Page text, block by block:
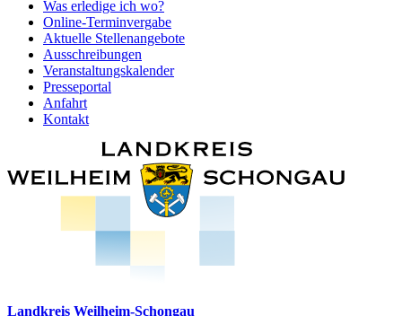
Was erledige ich wo?
Online-Terminvergabe
Aktuelle Stellenangebote
Ausschreibungen
Veranstaltungskalender
Presseportal
Anfahrt
Kontakt
Landkreis Weilheim-Schongau